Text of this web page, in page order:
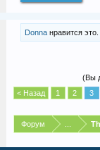
Donnaнравится это.
(Вы
< Назад
1 2 3
Форум